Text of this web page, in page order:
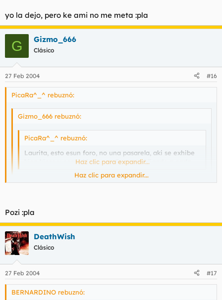
yo la dejo, pero ke ami no me meta :pla
G Gizmo_666
Clásico
27 Feb 2004 #16
PicaRa^_^ rebuznó:
Gizmo_666 rebuznó:
PicaRa^_^ rebuznó:
Laurita, esto esun foro, no una pasarela, aki se exhibe
kien kiere y como kiere ...nadie esta obligado a nada
Haz clic para expandir...
yo la dejo, pero ke ami no me meta :pla
Haz clic para expandir...
Pozi :pla
DeathWish
Clásico
27 Feb 2004 #17
BERNARDINO rebuznó: